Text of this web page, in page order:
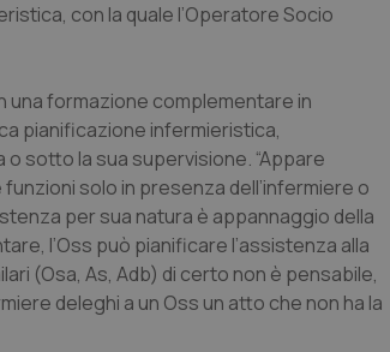
con la quale l’Operatore Socio
una formazione complementare in
pianificazione infermieristica,
sotto la sua supervisione. “Appare
solo in presenza dell’infermiere o
per sua natura è appannaggio della
l’Oss può pianificare l’assistenza alla
(Osa, As, Adb) di certo non è pensabile,
deleghi a un Oss un atto che non ha la